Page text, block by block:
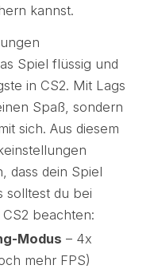
kannst.
Spiel flüssig und
in CS2. Mit Lags
Spaß, sondern
sich. Aus diesem
dass dein Spiel
solltest du bei
beachten:
Modus – 4x
mehr FPS)